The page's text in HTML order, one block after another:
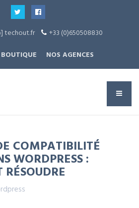
techout.fr
+33 (0)650508830
BOUTIQUE NOS AGENCES
COMPATIBILITÉ
WORDPRESS :